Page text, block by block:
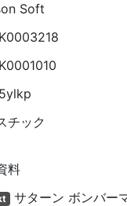
Soft
チック
料
サターン ボンバー